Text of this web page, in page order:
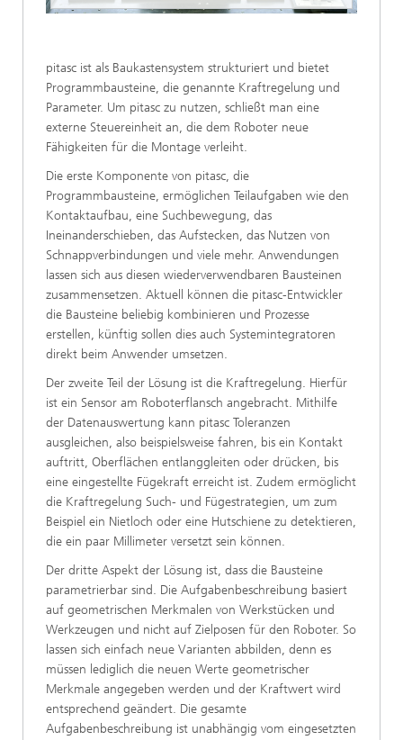
pitasc ist als Baukastensystem strukturiert und bietet
Programmbausteine, die genannte Kraftregelung und
Parameter. Um pitasc zu nutzen, schließt man eine
externe Steuereinheit an, die dem Roboter neue
Fähigkeiten für die Montage verleiht.
Die erste Komponente von pitasc, die
Programmbausteine, ermöglichen Teilaufgaben wie den
Kontaktaufbau, eine Suchbewegung, das
Ineinanderschieben, das Aufstecken, das Nutzen von
Schnappverbindungen und viele mehr. Anwendungen
lassen sich aus diesen wiederverwendbaren Bausteinen
zusammensetzen. Aktuell können die pitasc-Entwickler
die Bausteine beliebig kombinieren und Prozesse
erstellen, künftig sollen dies auch Systemintegratoren
direkt beim Anwender umsetzen.
Der zweite Teil der Lösung ist die Kraftregelung. Hierfür
ist ein Sensor am Roboterflansch angebracht. Mithilfe
der Datenauswertung kann pitasc Toleranzen
ausgleichen, also beispielsweise fahren, bis ein Kontakt
auftritt, Oberflächen entlanggleiten oder drücken, bis
eine eingestellte Fügekraft erreicht ist. Zudem ermöglicht
die Kraftregelung Such- und Fügestrategien, um zum
Beispiel ein Nietloch oder eine Hutschiene zu detektieren,
die ein paar Millimeter versetzt sein können.
Der dritte Aspekt der Lösung ist, dass die Bausteine
parametrierbar sind. Die Aufgabenbeschreibung basiert
auf geometrischen Merkmalen von Werkstücken und
Werkzeugen und nicht auf Zielposen für den Roboter. So
lassen sich einfach neue Varianten abbilden, denn es
müssen lediglich die neuen Werte geometrischer
Merkmale angegeben werden und der Kraftwert wird
entsprechend geändert. Die gesamte
Aufgabenbeschreibung ist unabhängig vom eingesetzten